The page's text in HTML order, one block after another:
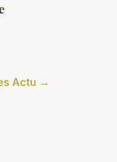
Actu →